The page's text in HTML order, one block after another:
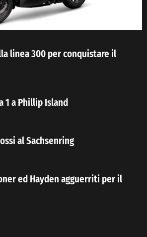
linea 300 per conquistare il
1 a Phillip Island
al Sachsenring
ed Hayden agguerriti per il